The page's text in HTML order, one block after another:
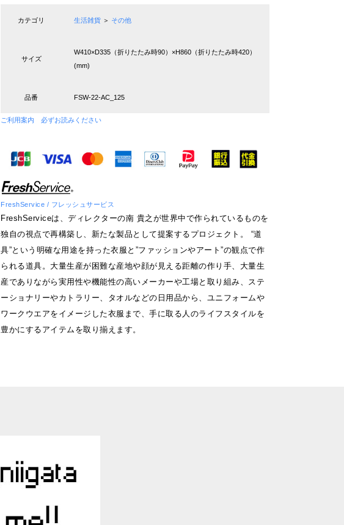
カテゴリ 生活雑貨 ＞ その他
サイズ
W410×D335（折りたたみ時90）×H860（折りたたみ時420）
(mm)
品番 FSW-22-AC_125
ご利用案内 必ずお読みください
FreshService / フレッシュサービス
FreshServiceは、ディレクターの南 貴之が世界中で作られているものを
独自の視点で再構築し、新たな製品として提案するプロジェクト。 “道
具”という明確な用途を持った衣服と”ファッションやアート”の観点で作
られる道具。大量生産が困難な産地や顔が見える距離の作り手、大量生
産でありながら実用性や機能性の高いメーカーや工場と取り組み、ステ
ーショナリーやカトラリー、タオルなどの日用品から、ユニフォームや
ワークウエアをイメージした衣服まで、手に取る人のライフスタイルを
豊かにするアイテムを取り揃えます。